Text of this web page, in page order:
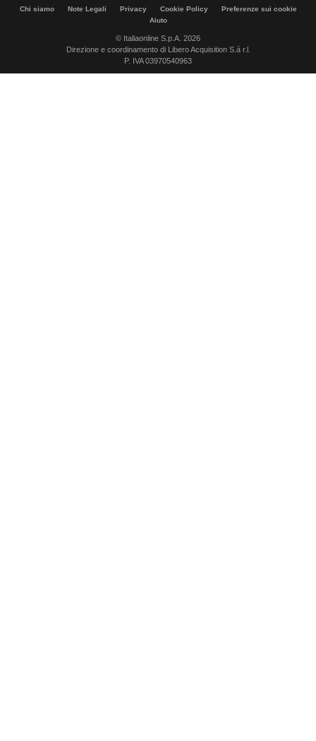
Chi siamo Note Legali Privacy Cookie Policy
Preferenze sui cookie
Aiuto
© Italiaonline S.p.A. 2026
Direzione e coordinamento di Libero Acquisition S.á r.l.
P. IVA 03970540963